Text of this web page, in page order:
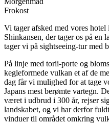
Frokost
Vi tager afsked med vores
Shinkansen, der tager os på en
tager vi på sightseeing-tur med
På linje med torii-porte og
kegleformede vulkan et af de
dag får vi mulighed for at tage
Japans mest berømte vartegn.
været i udbrud i 300 år, rejser
landskabet, og vi har derfor
vinduer til området omkring